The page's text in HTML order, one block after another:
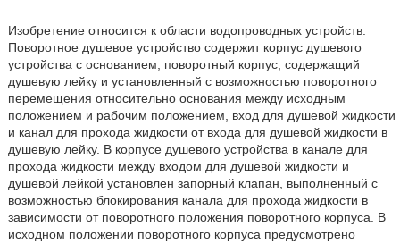
Изобретение относится к области водопроводных устройств.
Поворотное душевое устройство содержит корпус душевого
устройства с основанием, поворотный корпус, содержащий
душевую лейку и установленный с возможностью поворотного
перемещения относительно основания между исходным
положением и рабочим положением, вход для душевой жидкости
и канал для прохода жидкости от входа для душевой жидкости в
душевую лейку. В корпусе душевого устройства в канале для
прохода жидкости между входом для душевой жидкости и
душевой лейкой установлен запорный клапан, выполненный с
возможностью блокирования канала для прохода жидкости в
зависимости от поворотного положения поворотного корпуса. В
исходном положении поворотного корпуса предусмотрено